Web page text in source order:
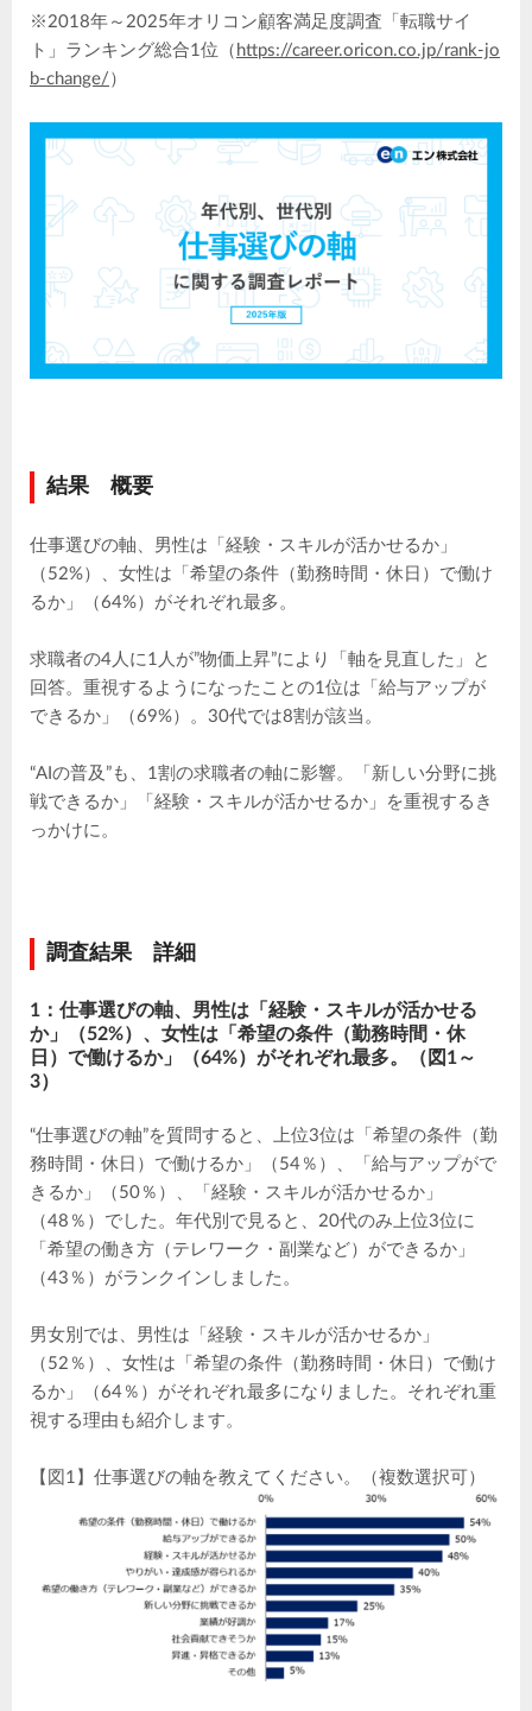
※2018年～2025年オリコン顧客満足度調査「転職サイ
ト」ランキング総合1位（ https://career.oricon.co.jp/rank-jo
b-change/ ）
結果 概要
仕事選びの軸、男性は「経験・スキルが活かせるか」
（52%）、女性は「希望の条件（勤務時間・休日）で働け
るか」（64%）がそれぞれ最多。
求職者の4人に1人が”物価上昇”により「軸を見直した」と
回答。重視するようになったことの1位は「給与アップが
できるか」（69%）。30代では8割が該当。
“AIの普及”も、1割の求職者の軸に影響。「新しい分野に挑
戦できるか」「経験・スキルが活かせるか」を重視するき
っかけに。
調査結果 詳細
1：仕事選びの軸、男性は「経験・スキルが活かせる
か」（52%）、女性は「希望の条件（勤務時間・休
日）で働けるか」（64%）がそれぞれ最多。（図1～
3）
“仕事選びの軸”を質問すると、上位3位は「希望の条件（勤
務時間・休日）で働けるか」（54％）、「給与アップがで
きるか」（50％）、「経験・スキルが活かせるか」
（48％）でした。年代別で見ると、20代のみ上位3位に
「希望の働き方（テレワーク・副業など）ができるか」
（43％）がランクインしました。
男女別では、男性は「経験・スキルが活かせるか」
（52％）、女性は「希望の条件（勤務時間・休日）で働け
るか」（64％）がそれぞれ最多になりました。それぞれ重
視する理由も紹介します。
【図1】仕事選びの軸を教えてください。（複数選択可）